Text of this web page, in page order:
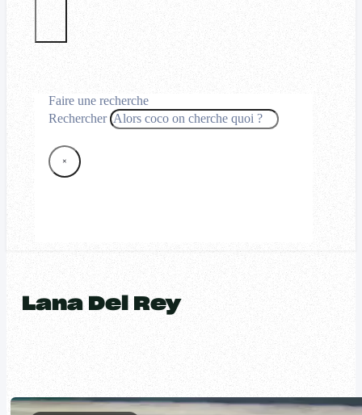
Faire une recherche
Rechercher
×
Lana Del Rey